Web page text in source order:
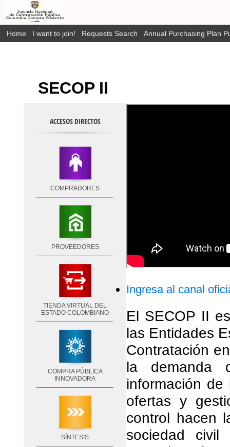
Home I want to join! Requests Search Annual Purchasing Plan
SECOP II
ACCESOS DIRECTOS
COMPRADORES
PROVEEDORES
TIENDA VIRTUAL DEL
ESTADO COLOMBIANO
COMPRA PÚBLICA
INNOVADORA
SÍNTESIS
Ingresa al canal
El SECOP II
las Entidades
Contratación
la demanda
información de
ofertas y
control hacen
sociedad